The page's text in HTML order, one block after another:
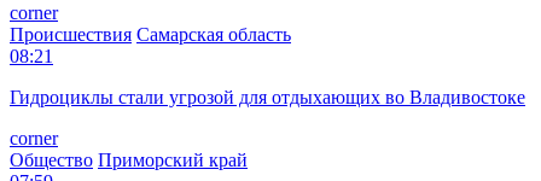
corner
Происшествия Самарская область
08:21
Гидроциклы стали угрозой для отдыхающих во Владивостоке
corner
Общество Приморский край